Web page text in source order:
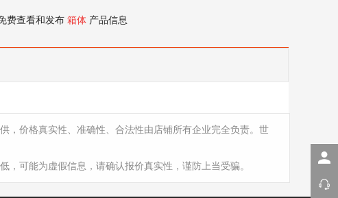
费查看和发布 箱体 产品信息
，价格真实性、准确性、合法性由店铺所有企业完全负责。世
可能为虚假信息，请确认报价真实性，谨防上当受骗。